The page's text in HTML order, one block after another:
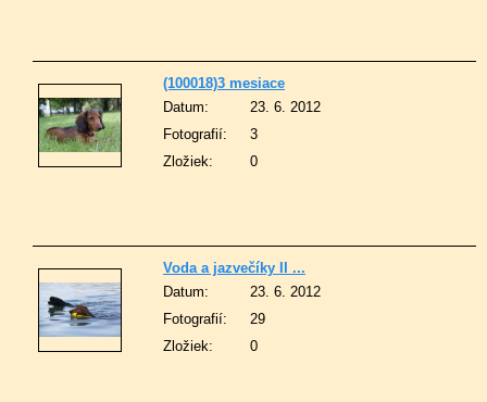
(100018)3 mesiace
Datum:
23. 6. 2012
Fotografií:
3
Zložiek:
0
Voda a jazvečíky II ...
Datum:
23. 6. 2012
Fotografií:
29
Zložiek:
0